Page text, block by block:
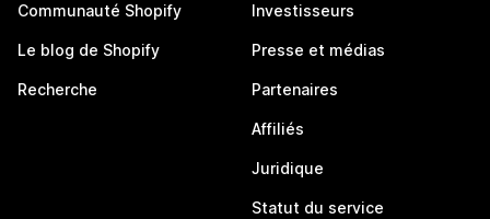
Communauté Shopify
Le blog de Shopify
Recherche
Investisseurs
Presse et médias
Partenaires
Affiliés
Juridique
Statut du service